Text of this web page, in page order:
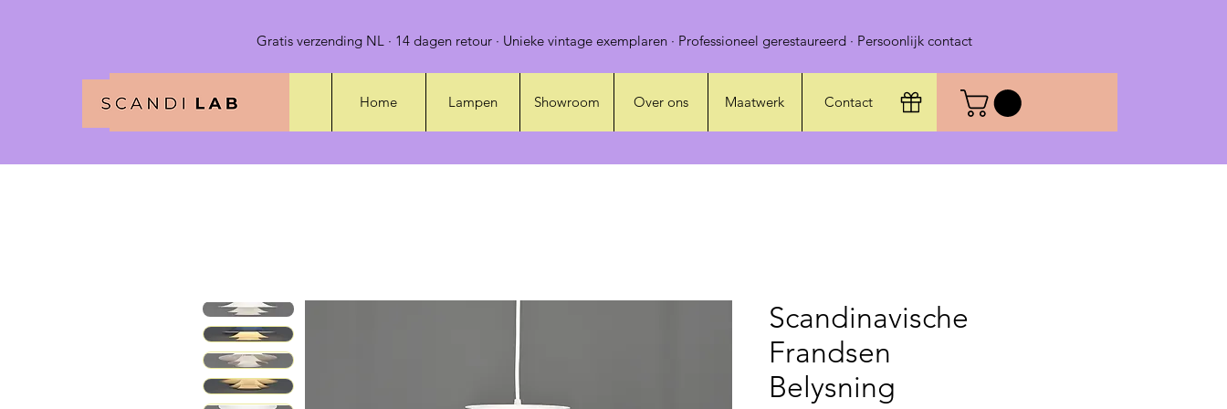
Gratis verzending NL · 14 dagen retour · Unieke vintage exemplaren · Professioneel gerestaureerd · Persoonlijk contact
Home Lampen Showroom Over ons Maatwerk Contact
Scandinavische
Frandsen
Belysning